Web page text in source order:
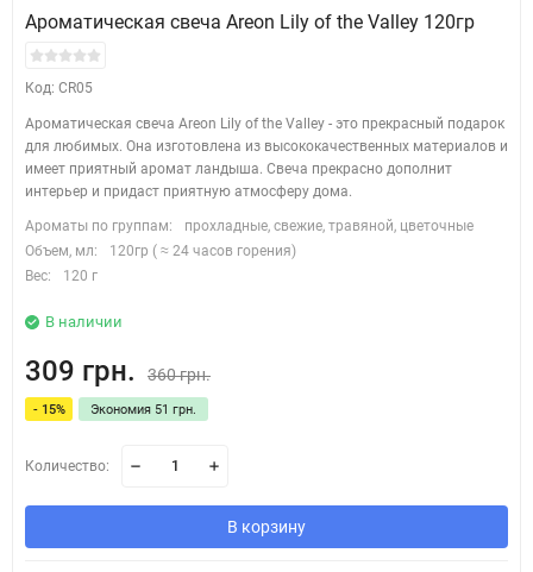
Ароматическая свеча Areon Lily of the Valley 120гр
Код: CR05
Ароматическая свеча Areon Lily of the Valley - это прекрасный подарок
для любимых. Она изготовлена из высококачественных материалов и
имеет приятный аромат ландыша. Свеча прекрасно дополнит
интерьер и придаст приятную атмосферу дома.
Ароматы по группам:
прохладные, свежие, травяной, цветочные
Объем, мл:
120гр ( ≈ 24 часов горения)
Вес:
120 г
В наличии
309 грн. 360 грн.
- 15% Экономия 51 грн.
Количество:
В корзину